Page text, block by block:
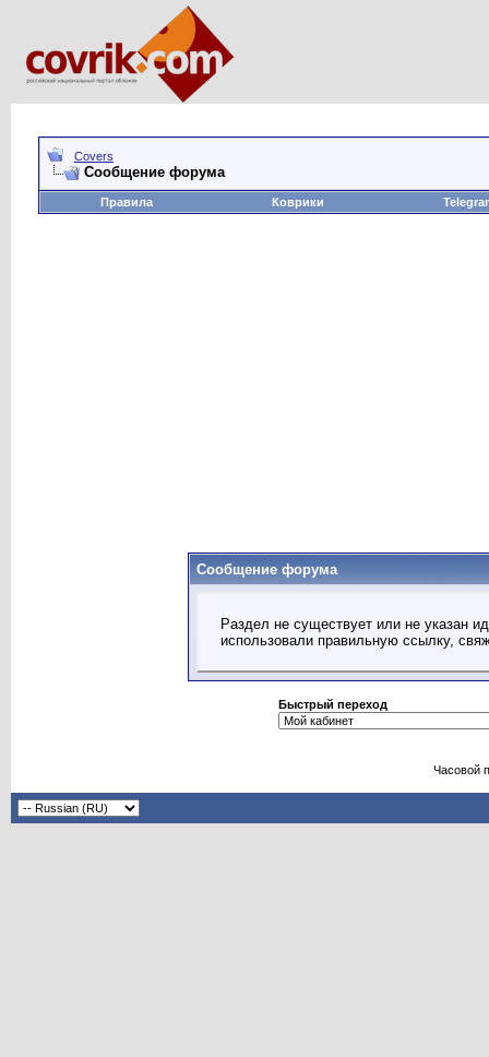
Covers
Сообщение форума
Правила Коврики
Сообщение форума
Раздел не существует или не указан
использовали правильную ссылку,
Быстрый переход
Часовой